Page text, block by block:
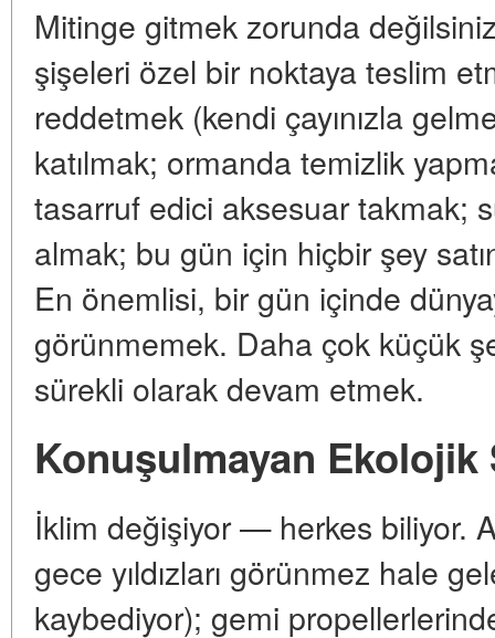
Mitinge gitmek zorunda
şişeleri özel bir noktaya teslim
reddetmek (kendi çayınızla
katılmak; ormanda temizlik
tasarruf edici aksesuar takmak;
almak; bu gün için hiçbir şey
En önemlisi, bir gün içinde
görünmemek. Daha çok küçük
sürekli olarak devam etmek.
Konuşulmayan Ekolojik
İklim değişiyor — herkes biliyor.
gece yıldızları görünmez hale
kaybediyor); gemi